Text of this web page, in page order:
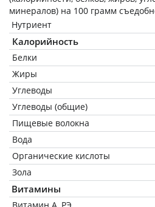
минералов) на 100 грамм
Нутриент
Калорийность
Белки
Жиры
Углеводы
Углеводы (общие)
Пищевые волокна
Вода
Органические кислоты
Зола
Витамины